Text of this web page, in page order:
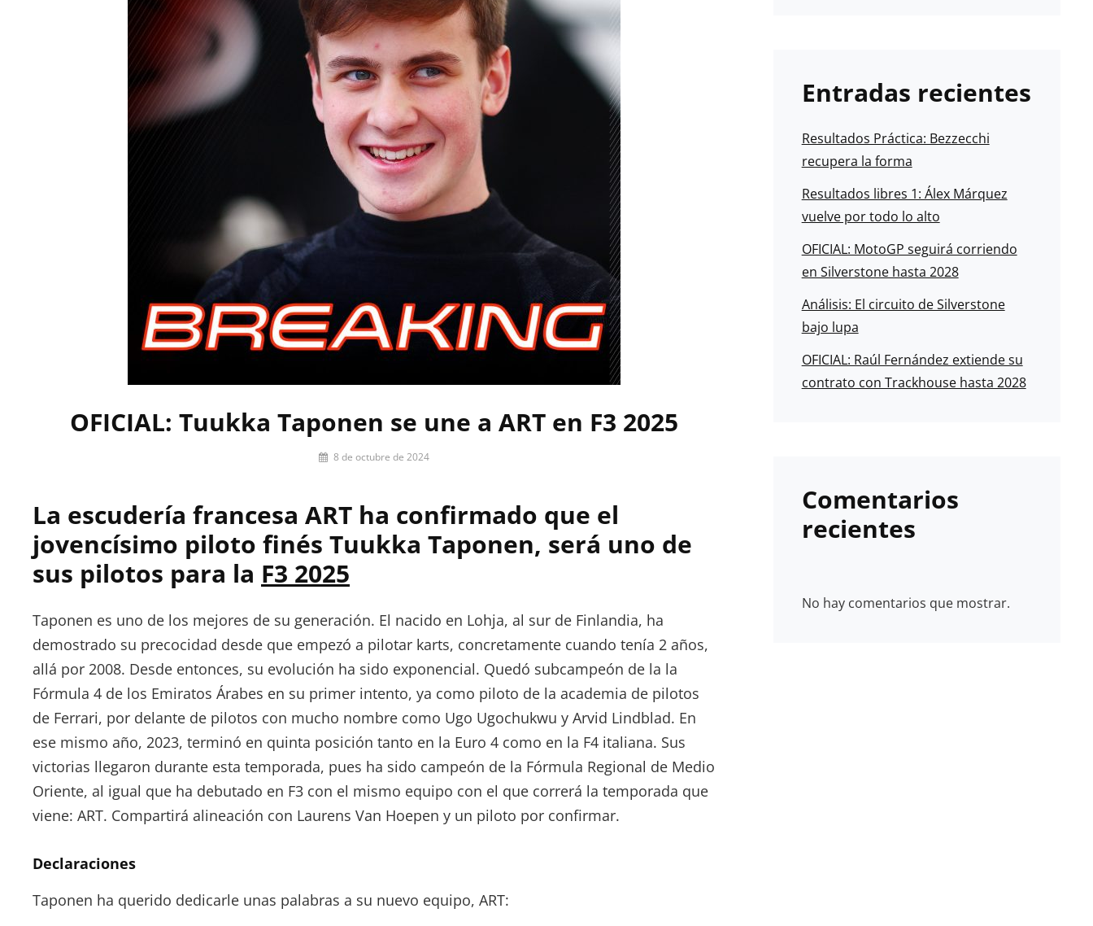
OFICIAL: Tuukka Taponen se une a ART en F3 2025
Por8 de octubre de 2024
La escudería francesa ART ha confirmado que el
jovencísimo piloto finés Tuukka Taponen, será uno de
sus pilotos para la F3 2025
Taponen es uno de los mejores de su generación. El nacido en Lohja, al sur de Finlandia, ha
demostrado su precocidad desde que empezó a pilotar karts, concretamente cuando tenía 2 años,
allá por 2008. Desde entonces, su evolución ha sido exponencial. Quedó subcampeón de la la
Fórmula 4 de los Emiratos Árabes en su primer intento, ya como piloto de la academia de pilotos
de Ferrari, por delante de pilotos con mucho nombre como Ugo Ugochukwu y Arvid Lindblad. En
ese mismo año, 2023, terminó en quinta posición tanto en la Euro 4 como en la F4 italiana. Sus
victorias llegaron durante esta temporada, pues ha sido campeón de la Fórmula Regional de Medio
Oriente, al igual que ha debutado en F3 con el mismo equipo con el que correrá la temporada que
viene: ART. Compartirá alineación con Laurens Van Hoepen y un piloto por confirmar.
Declaraciones
Taponen ha querido dedicarle unas palabras a su nuevo equipo, ART:
Entradas recientes
Resultados Práctica: Bezzecchi
recupera la forma
Resultados libres 1: Álex Márquez
vuelve por todo lo alto
OFICIAL: MotoGP seguirá corriendo
en Silverstone hasta 2028
Análisis: El circuito de Silverstone
bajo lupa
OFICIAL: Raúl Fernández extiende su
contrato con Trackhouse hasta 2028
Comentarios
recientes
No hay comentarios que mostrar.